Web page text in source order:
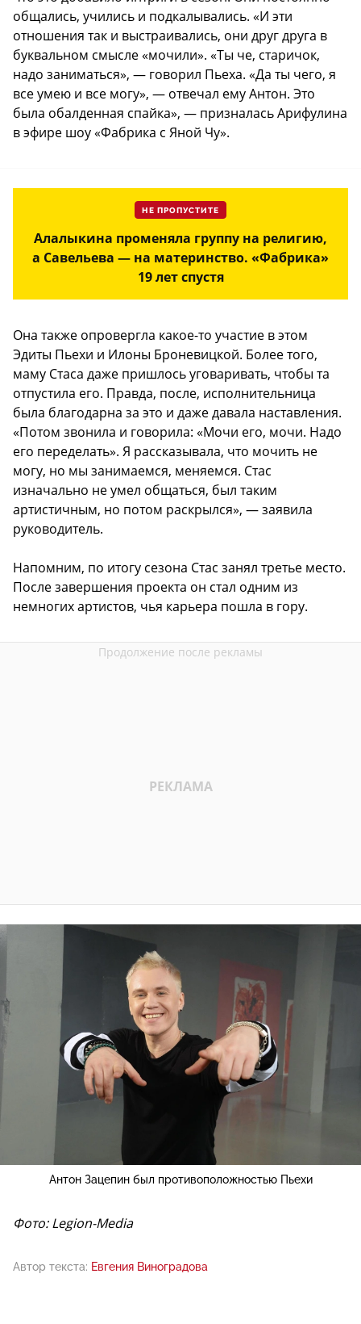
общались, учились и подкалывались. «И эти
отношения так и выстраивались, они друг друга в
буквальном смысле «мочили». «Ты че, старичок,
надо заниматься», — говорил Пьеха. «Да ты чего, я
все умею и все могу», — отвечал ему Антон. Это
была обалденная спайка», — призналась Арифулина
в эфире шоу «Фабрика с Яной Чу».
НЕ ПРОПУСТИТЕ
Алалыкина променяла группу на религию,
а Савельева — на материнство. «Фабрика»
19 лет спустя
Она также опровергла какое-то участие в этом
Эдиты Пьехи и Илоны Броневицкой. Более того,
маму Стаса даже пришлось уговаривать, чтобы та
отпустила его. Правда, после, исполнительница
была благодарна за это и даже давала наставления.
«Потом звонила и говорила: «Мочи его, мочи. Надо
его переделать». Я рассказывала, что мочить не
могу, но мы занимаемся, меняемся. Стас
изначально не умел общаться, был таким
артистичным, но потом раскрылся», — заявила
руководитель.
Напомним, по итогу сезона Стас занял третье место.
После завершения проекта он стал одним из
немногих артистов, чья карьера пошла в гору.
Антон Зацепин был противоположностью Пьехи
Фото: Legion-Media
Автор текста: Евгения Виноградова